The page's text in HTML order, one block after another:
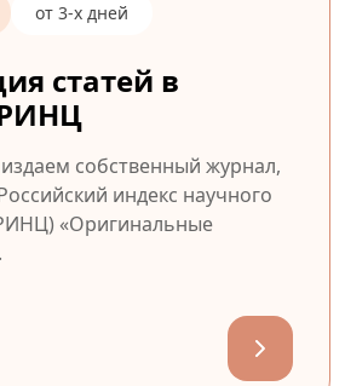
от 3-х дней
статей в
собственный журнал,
индекс научного
«Оригинальные